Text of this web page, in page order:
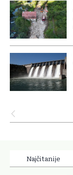
Najčitanije